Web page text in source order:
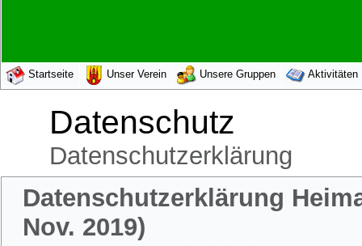
Startseite Unser Verein Unsere Gruppen Aktivitäten
Datenschutz
Datenschutzerklärung
Datenschutzerklärung
Nov. 2019)